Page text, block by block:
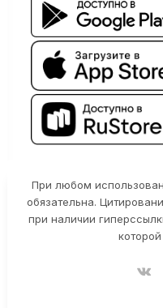
При любом
обязательна.
при наличии